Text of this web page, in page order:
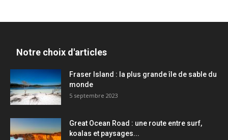
Notre choix d'articles
Fraser Island : la plus grande île de sable du
monde
5 septembre 2023
Great Ocean Road : une route entre surf,
koalas et paysages...